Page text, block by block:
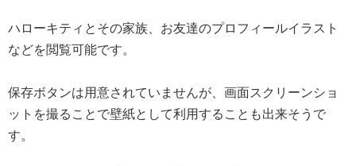
ハローキティとその家族、お友達のプロフィールイラスト
などを閲覧可能です。
保存ボタンは用意されていませんが、画面スクリーンショ
ットを撮ることで壁紙として利用することも出来そうで
す。